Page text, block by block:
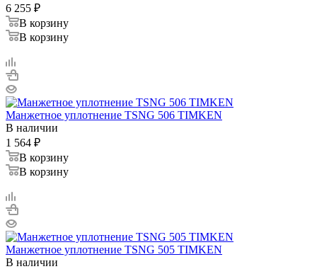
6 255 ₽
В корзину
В корзину
Манжетное уплотнение TSNG 506 TIMKEN
В наличии
1 564 ₽
В корзину
В корзину
Манжетное уплотнение TSNG 505 TIMKEN
В наличии